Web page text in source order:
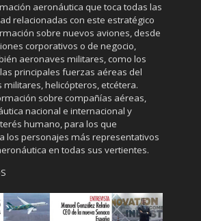
aeronáutica que toca todas las
relacionadas con este estratégico
sobre nuevos aviones, desde
corporativos o de negocio,
aeronaves militares, como los
principales fuerzas aéreas del
helicópteros, etcétera.
sobre compañías aéreas,
nacional e internacional y
humano, para los que
los personajes más representativos
en todas sus vertientes.